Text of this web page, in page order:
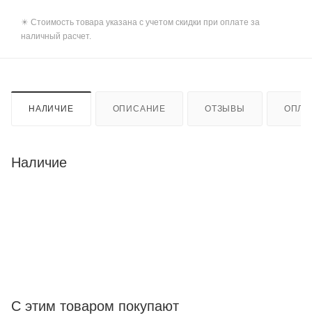
✴️ Стоимость товара указана с учетом скидки при оплате за
наличный расчет.
НАЛИЧИЕ ОПИСАНИЕ ОТЗЫВЫ
Наличие
С этим товаром покупают